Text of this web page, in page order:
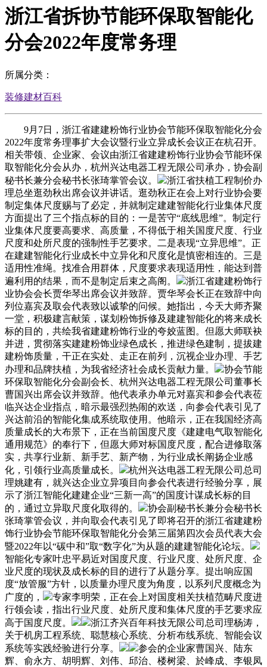
浙江省拆协节能环保取智能化
分会2022年度常务理
所属分类：
装修建材百科
9月7日，浙江省建建粉饰行业协会节能环保取智能化分会
2022年度常务理事扩大会议暨行业立异成长会议正在杭召开。
相关带领、企业家、会议由浙江省建建粉饰行业协会节能环保
取智能化分会从办，杭州兴达电器工程无限公司承办，协会副
秘书长兼分会秘书长张琦掌管会议。
浙江省扶植工程制价办
理总坐逛劲秋出席会议并讲话。逛劲秋正在会上对行业协会要
制定集体尺度赐与了必定，并就制定建建智能化行业集体尺度
方面提出了三个指点标的目的：一是苦守“底线思维”。制定行
业集体尺度要高要求、高质量，不得低于相关国度尺度、行业
尺度和处所尺度的强制性手艺要求。二是表现“立异思维”。正
在建建智能化行业成长中立异化和尺度化是慎密相连的。三是
适用性准绳。找准合用群体，尺度要求表现适用性，能达到普
遍利用的结果，而不是制定后束之高阁。
浙江省建建粉饰行
业协会会长贾华琴出席会议并致辞。贾华琴会长正在致辞中向
列位嘉宾及取会代表致以诚挚的问候。她指出，今天大师齐聚
一堂，积极建言献策，谋划粉饰拆修及建建智能化的将来成长
标的目的，共绘我省建建粉饰行业的夸姣蓝图。但愿大师联袂
并进，贯彻落实建建粉饰业绿色成长，推进绿色建制，提拔建
建粉饰质量，干正在实处、走正在前列，沉视企业办理、手艺
办理和品牌扶植，为我省经济社会成长贡献力量。
协会节能
环保取智能化分会副会长、杭州兴达电器工程无限公司董事长
曹国兴出席会议并致辞。他代表承办单元对嘉宾和参会代表莅
临兴达企业指点，暗示最强烈热闹的欢送，向参会代表引见了
兴达前沿的智能化集成系统取使用。他暗示，正在我国经济高
质量成长的大布景下，正在当前国度尺度《建建电气取智能化
通用规范》的奉行下，但愿大师对标国度尺度，配合进修取落
实，共享行业新、新手艺、新产物，为行业成长阐扬企业感
化，引领行业高质量成长。
杭州兴达电器工程无限公司总司
理姚建有，就兴达企业立异项目向参会代表进行经验分享，展
示了浙江智能化建建企业“三新一高”的国度计谋成长标的目
的，通过立异取尺度化取得的。
协会副秘书长兼分会秘书长
张琦掌管会议，并向取会代表引见了即将召开的浙江省建建粉
饰行业协会节能环保取智能化分会第三届第四次会员代表大会
暨2022年以“碳中和”取“数字化”为从题的建建智能化论坛。
智能化专家叶忠平易近对国度尺度、行业尺度、处所尺度、企
业尺度的现状及成长标的目的进行了从题分享。提出响应国
度“放管服”方针，以质量办理尺度为角度，以系列尺度概念为
广度的，
专家李明荣，正在会上对国度相关扶植范畴尺度进
行领会读，指出行业尺度、处所尺度和集体尺度的手艺要求应
高于国度尺度。
浙江齐兴百年科技无限公司总司理杨涛，
关于机房工程系统、聪慧核心系统、分析布线系统、智能会议
系统等实践经验进行分享。
参会的企业家曹国兴、陆东
辉、俞永方、胡明辉、刘伟、邱治、楼树梁、於峰成、李银凤